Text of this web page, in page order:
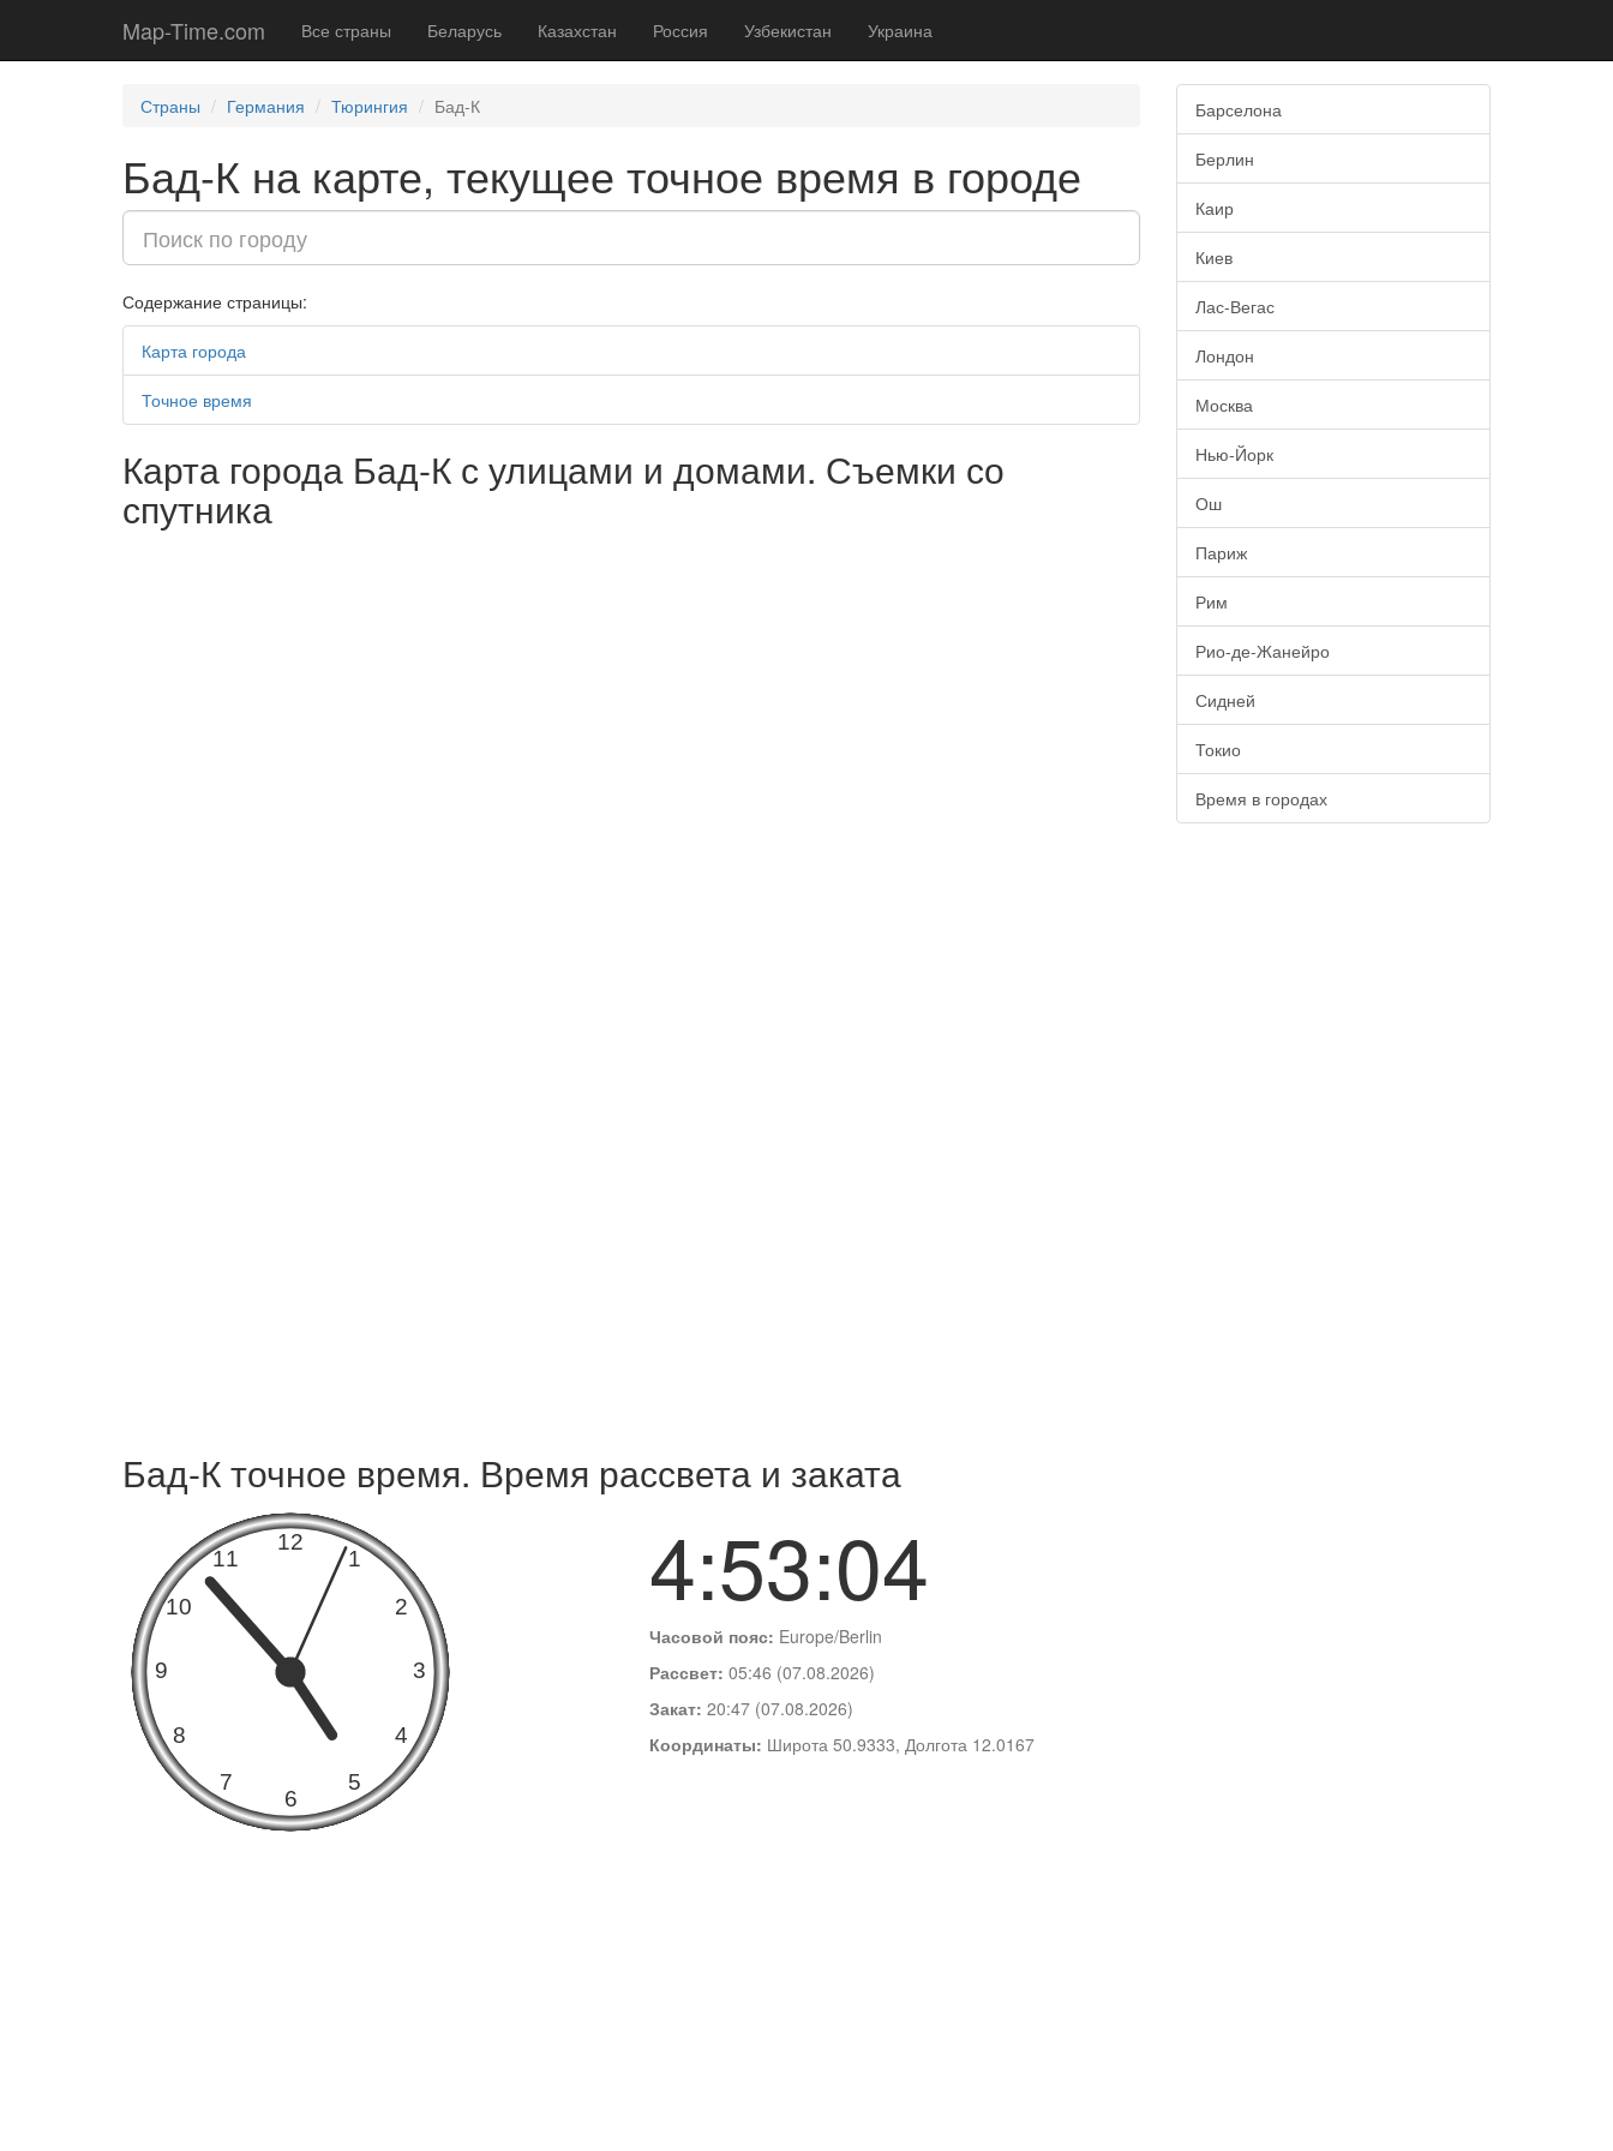
Map-Time.com Все страны Беларусь Казахстан Россия Узбекистан Украина
Страны Германия Тюрингия Бад-К
Бад-К на карте, текущее точное время в городе
Содержание страницы:
Карта города
Точное время
Карта города Бад-К с улицами и домами. Съемки со
спутника
Бад-К точное время. Время рассвета и заката
4:53:05
Часовой пояс: Europe/Berlin
Рассвет: 05:46 (07.08.2026)
Закат: 20:47 (07.08.2026)
Координаты: Широта 50.9333, Долгота 12.0167
Барселона
Берлин
Каир
Киев
Лас-Вегас
Лондон
Москва
Нью-Йорк
Ош
Париж
Рим
Рио-де-Жанейро
Сидней
Токио
Время в городах